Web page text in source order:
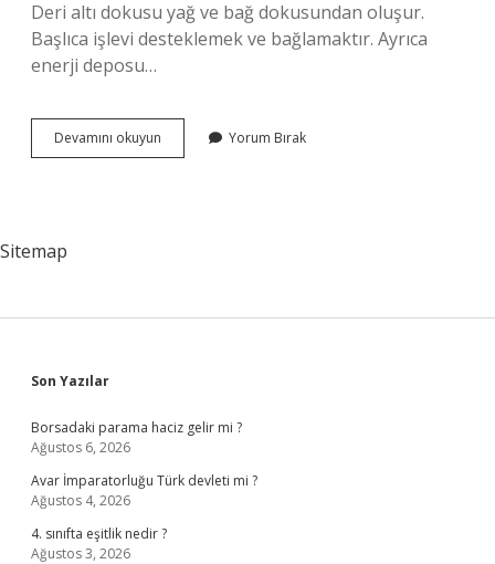
Deri altı dokusu yağ ve bağ dokusundan oluşur.
Başlıca işlevi desteklemek ve bağlamaktır. Ayrıca
enerji deposu…
Devamını okuyun Vücudumuzda
Derinin
Yorum Bırak
Sitemap
Sidebar
Son Yazılar
Borsadaki parama haciz gelir mi ?
Ağustos 6, 2026
Avar İmparatorluğu Türk devleti mi ?
Ağustos 4, 2026
4. sınıfta eşitlik nedir ?
Ağustos 3, 2026